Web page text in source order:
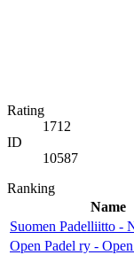
Rating
1712
ID
10587
Ranking
Name
Suomen Padelliitto -
Open Padel ry -